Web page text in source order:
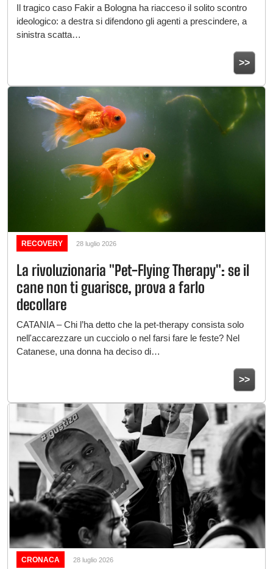
Il tragico caso Fakir a Bologna ha riacceso il solito scontro
ideologico: a destra si difendono gli agenti a prescindere, a
sinistra scatta…
>>
28 luglio 2026
RECOVERY
La rivoluzionaria "Pet-Flying Therapy": se il
cane non ti guarisce, prova a farlo
decollare
CATANIA – Chi l’ha detto che la pet-therapy consista solo
nell'accarezzare un cucciolo o nel farsi fare le feste? Nel
Catanese, una donna ha deciso di…
>>
28 luglio 2026
CRONACA